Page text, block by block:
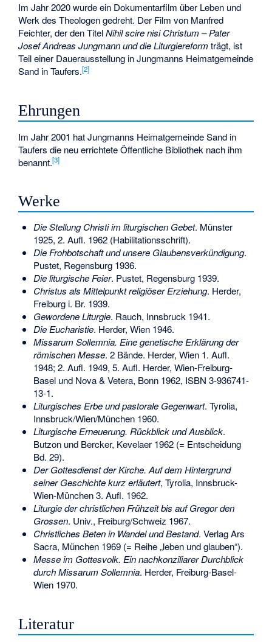
Im Jahr 2020 wurde ein Dokumentarfilm über Leben und
Werk des Theologen gedreht. Der Film von Manfred
Feichter, der den TitelNihil scire nisi Christum – Pater
Josef Andreas Jungmann und die Liturgiereform trägt, ist
Teil einer Dauerausstellung in Jungmanns Heimatgemeinde
Sand in Taufers.[2]
Ehrungen
Im Jahr 2001 hat Jungmanns Heimatgemeinde Sand in
Taufers die neu errichtete Öffentliche Bibliothek nach ihm
benannt.[3]
Werke
Die Stellung Christi im liturgischen Gebet. Münster
1925, 2. Aufl. 1962 (Habilitationsschrift).
Die Frohbotschaft und unsere Glaubensverkündigung.
Pustet, Regensburg 1936.
Die liturgische Feier. Pustet, Regensburg 1939.
Christus als Mittelpunkt religiöser Erziehung. Herder,
Freiburg i. Br. 1939.
Gewordene Liturgie. Rauch, Innsbruck 1941.
Die Eucharistie. Herder, Wien 1946.
Missarum Sollemnia. Eine genetische Erklärung der
römischen Messe. 2 Bände. Herder, Wien 1. Aufl.
1948; 2. Aufl. 1949, 5. Aufl. Herder, Wien-Freiburg-
Basel und Nova & Vetera, Bonn 1962, ISBN 3-936741-
13-1.
Liturgisches Erbe und pastorale Gegenwart. Tyrolia,
Innsbruck/Wien/München 1960.
Liturgische Erneuerung. Rückblick und Ausblick.
Butzon und Bercker, Kevelaer 1962 (= Entscheidung
Bd. 29).
Der Gottesdienst der Kirche. Auf dem Hintergrund
seiner Geschichte kurz erläutert, Tyrolia, Innsbruck-
Wien-München 3. Aufl. 1962.
Liturgie der christlichen Frühzeit bis auf Gregor den
Grossen. Univ., Freiburg/Schweiz 1967.
Christliches Beten in Wandel und Bestand. Verlag Ars
Sacra, München 1969 (= Reihe „leben und glauben“).
Messe im Gottesvolk. Ein nachkonziliarer Durchblick
durch Missarum Sollemnia. Herder, Freiburg-Basel-
Wien 1970.
Literatur